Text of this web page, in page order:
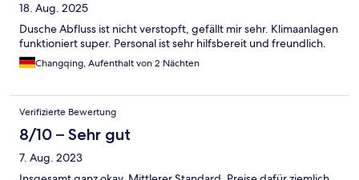
18. Aug. 2025
Dusche Abfluss ist nicht verstopft, gefällt mir sehr. Klimaanlagen
funktioniert super. Personal ist sehr hilfsbereit und freundlich.
Changqing, Aufenthalt von 2 Nächten
Verifizierte Bewertung
8/10 – Sehr gut
7. Aug. 2023